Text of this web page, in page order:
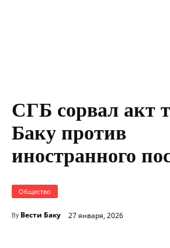
СГБ сорвал акт
Баку против
иностранного
Общество
By Вести Баку 27 января, 2026